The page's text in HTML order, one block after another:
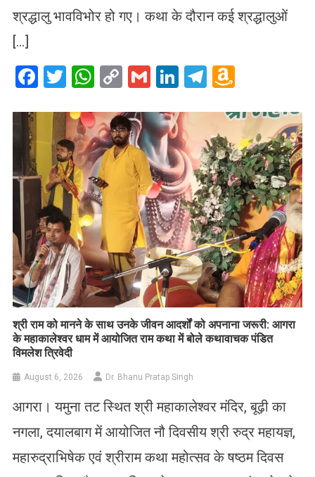
श्रद्धालु भावविभोर हो गए। कथा के दौरान कई श्रद्धालुओं
[…]
Facebook
Twitter
WhatsApp
CopyGmailLinkedIn
Telegram
List
​श्री राम को मानने के साथ उनके जीवन आदर्शों को अपनाना जरूरी: आगरा
के महाकालेश्वर धाम में आयोजित राम कथा में बोले कथावाचक पंडित
विमलेश त्रिवेदी
August 6, 2026 Dr. Bhanu Pratap Singh
आगरा। यमुना तट स्थित श्री महाकालेश्वर मंदिर, बूढ़ी का
नगला, दयालबाग में आयोजित नौ दिवसीय श्री रुद्र महायज्ञ,
महारुद्राभिषेक एवं श्रीराम कथा महोत्सव के षष्ठम दिवस